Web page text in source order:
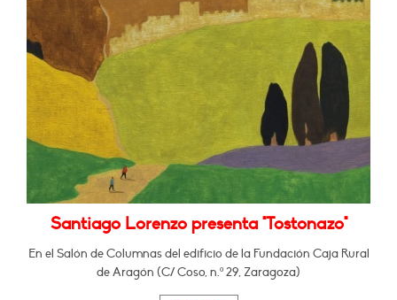
Santiago Lorenzo presenta "Tostonazo"
En el Salón de Columnas del edificio de la Fundación Caja Rural
de Aragón (C/ Coso, n.º 29, Zaragoza)